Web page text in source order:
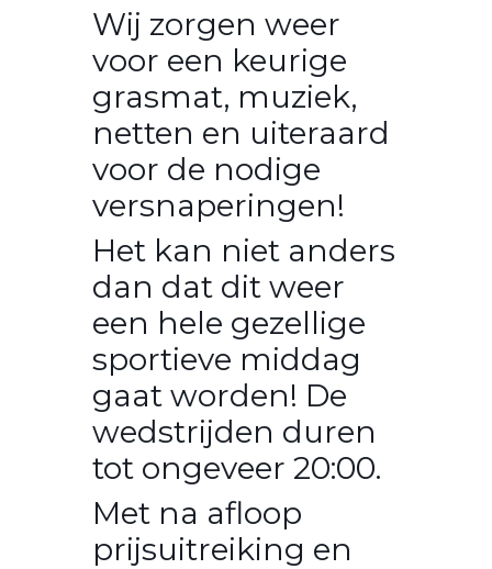
Wij zorgen weer
voor een keurige
grasmat, muziek,
netten en uiteraard
voor de nodige
versnaperingen!
Het kan niet anders
dan dat dit weer
een hele gezellige
sportieve middag
gaat worden! De
wedstrijden duren
tot ongeveer 20:00.
Met na afloop
prijsuitreiking en